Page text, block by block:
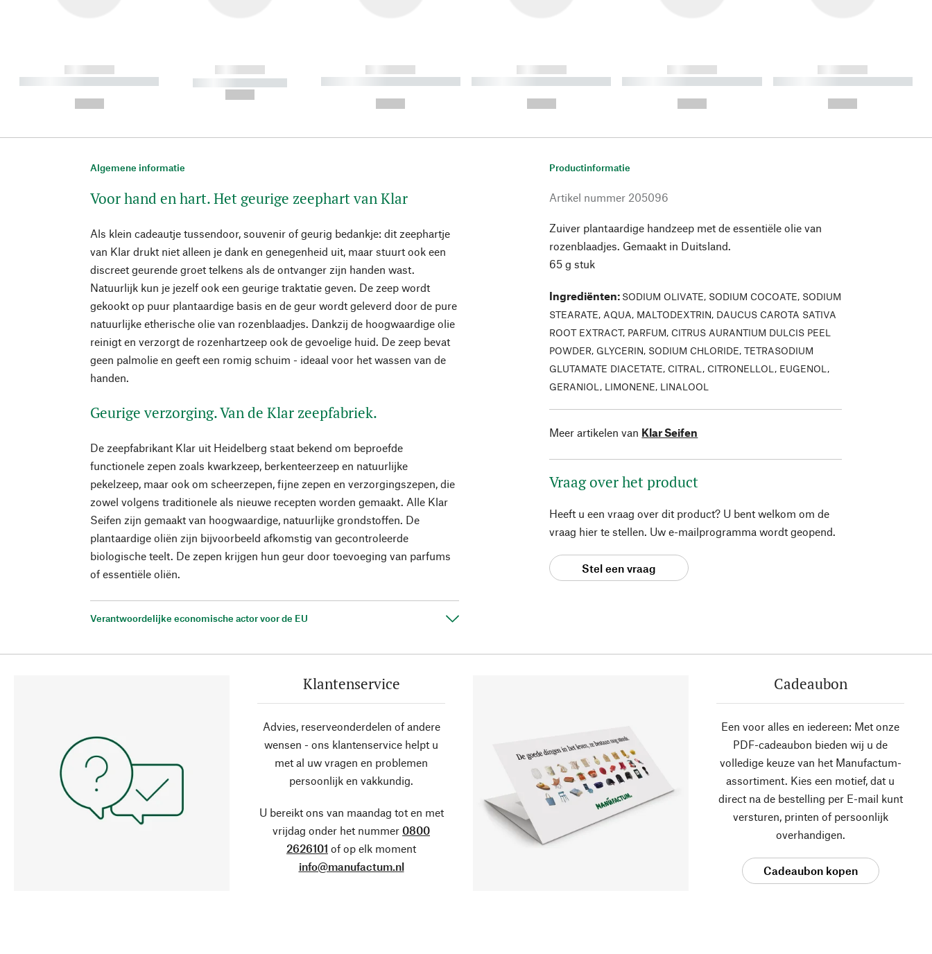
------------
----------- ----------- ----------
------------
----------- -----------
------------
----------- ----------- ----------
------------
----------- ----------- ----------
------------
----------- ----------- ----------
------------
----------- ----------- ----------
Algemene informatie
Voor hand en hart. Het geurige zeephart van Klar
Als klein cadeautje tussendoor, souvenir of geurig bedankje: dit zeephartje
van Klar drukt niet alleen je dank en genegenheid uit, maar stuurt ook een
discreet geurende groet telkens als de ontvanger zijn handen wast.
Natuurlijk kun je jezelf ook een geurige traktatie geven. De zeep wordt
gekookt op puur plantaardige basis en de geur wordt geleverd door de pure
natuurlijke etherische olie van rozenblaadjes. Dankzij de hoogwaardige olie
reinigt en verzorgt de rozenhartzeep ook de gevoelige huid. De zeep bevat
geen palmolie en geeft een romig schuim - ideaal voor het wassen van de
handen.
Geurige verzorging. Van de Klar zeepfabriek.
De zeepfabrikant Klar uit Heidelberg staat bekend om beproefde
functionele zepen zoals kwarkzeep, berkenteerzeep en natuurlijke
pekelzeep, maar ook om scheerzepen, fijne zepen en verzorgingszepen, die
zowel volgens traditionele als nieuwe recepten worden gemaakt. Alle Klar
Seifen zijn gemaakt van hoogwaardige, natuurlijke grondstoffen. De
plantaardige oliën zijn bijvoorbeeld afkomstig van gecontroleerde
biologische teelt. De zepen krijgen hun geur door toevoeging van parfums
of essentiële oliën.
Verantwoordelijke economische actor voor de EU
Productinformatie
Artikel nummer 205096
Zuiver plantaardige handzeep met de essentiële olie van
rozenblaadjes. Gemaakt in Duitsland.
65 g stuk
Ingrediënten: SODIUM OLIVATE, SODIUM COCOATE, SODIUM
STEARATE, AQUA, MALTODEXTRIN, DAUCUS CAROTA SATIVA
ROOT EXTRACT, PARFUM, CITRUS AURANTIUM DULCIS PEEL
POWDER, GLYCERIN, SODIUM CHLORIDE, TETRASODIUM
GLUTAMATE DIACETATE, CITRAL, CITRONELLOL, EUGENOL,
GERANIOL, LIMONENE, LINALOOL
Meer artikelen van Klar Seifen
Vraag over het product
Heeft u een vraag over dit product? U bent welkom om de
vraag hier te stellen. Uw e-mailprogramma wordt geopend.
Stel een vraag
Klantenservice
Advies, reserveonderdelen of andere
wensen - ons klantenservice helpt u
met al uw vragen en problemen
persoonlijk en vakkundig.
U bereikt ons van maandag tot en met
vrijdag onder het nummer 0800
2626101 of op elk moment
info@manufactum.nl
Cadeaubon
Een voor alles en iedereen: Met onze
PDF-cadeaubon bieden wij u de
volledige keuze van het Manufactum-
assortiment. Kies een motief, dat u
direct na de bestelling per E-mail kunt
versturen, printen of persoonlijk
overhandigen.
Cadeaubon kopen